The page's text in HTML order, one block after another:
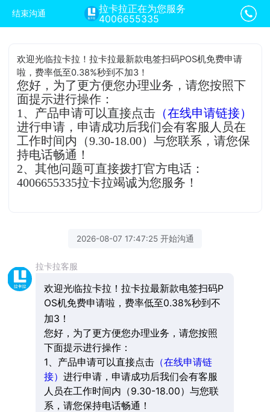
结束沟通
拉卡拉正在为您服务
4006655335
欢迎光临拉卡拉！拉卡拉最新款电签扫码POS机免费申请
啦，费率低至0.38%秒到不加3！
您好，为了更方便您办理业务，请您按照下
面提示进行操作：
1、产品申请可以直接点击 （在线申请链接）
进行申请，申请成功后我们会有客服人员在
工作时间内（9.30-18.00）与您联系，请您保
持电话畅通！
2、其他问题可直接拨打官方电话：
4006655335拉卡拉竭诚为您服务！
2026-08-07 17:47:25 开始沟通
拉卡拉客服
欢迎光临拉卡拉！拉卡拉最新款电签扫码P
OS机免费申请啦，费率低至0.38%秒到不
加3！
您好，为了更方便您办理业务，请您按照
下面提示进行操作：
1、产品申请可以直接点击（在线申请链
接） 进行申请，申请成功后我们会有客服
人员在工作时间内（9.30-18.00）与您联
系，请您保持电话畅通！